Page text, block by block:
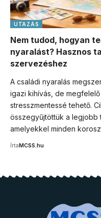
UTAZÁS
Nem tudod, hogyan
nyaralást? Hasznos
szervezéshez
A családi nyaralás
igazi kihívás, de
stresszmentessé tehető.
összegyűjtöttük a legjobb
amelyekkel minden
ÍrtaMCSS.hu